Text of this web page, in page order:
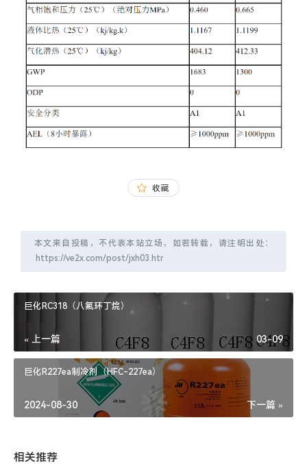
收藏
本文来自投稿，不代表本站立场，如若转载，请注明出处：
巨化RC318（八氟环丁烷）
« 上一篇 03-09
巨化R227ea制冷剂（HFC-227ea）
下一篇 »
2024-08-30
相关推荐